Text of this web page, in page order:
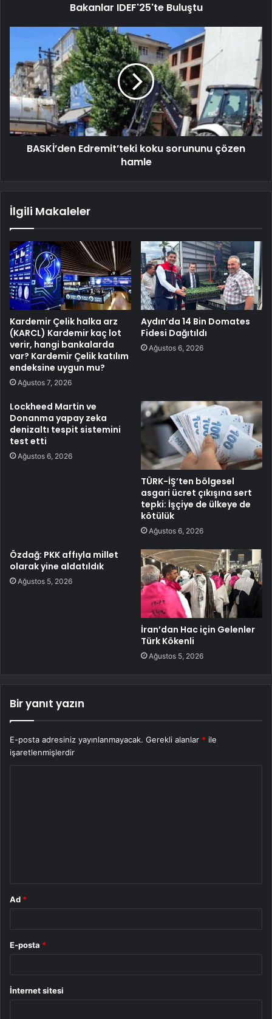
Bakanlar IDEF'25'te Buluştu
BASKİ’den Edremit’teki koku sorununu çözen
hamle
İlgili Makaleler
Kardemir Çelik halka arz
(KARCL) Kardemir kaç lot
verir, hangi bankalarda
var? Kardemir Çelik katılım
endeksine uygun mu?
Ağustos 7, 2026
Aydın’da 14 Bin Domates
Fidesi Dağıtıldı
Ağustos 6, 2026
Lockheed Martin ve
Donanma yapay zeka
denizaltı tespit sistemini
test etti
Ağustos 6, 2026
TÜRK-İŞ’ten bölgesel
asgari ücret çıkışına sert
tepki: İşçiye de ülkeye de
kötülük
Ağustos 6, 2026
Özdağ: PKK affıyla millet
olarak yine aldatıldık
Ağustos 5, 2026
İran’dan Hac için Gelenler
Türk Kökenli
Ağustos 5, 2026
Bir yanıt yazın
E-posta adresiniz yayınlanmayacak. Gerekli alanlar * ile
işaretlenmişlerdir
Ad *
E-posta *
İnternet sitesi